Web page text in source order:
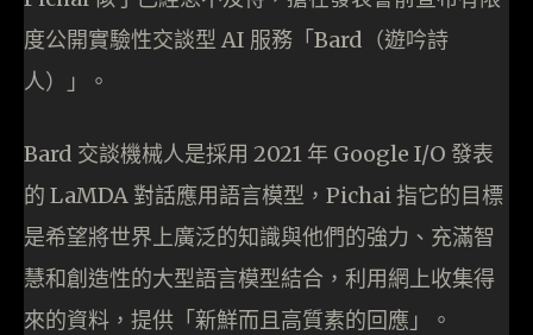
度公開實驗性交談型 AI 服務「Bard（遊吟詩
人）」。
Bard 交談機械人是採用 2021 年 Google I/O 發表
的 LaMDA 對話應用語言模型，Pichai 指它的目標
是希望將世界上廣泛的知識與他們的強力、充滿智
慧和創造性的大型語言模型結合，利用網上收集得
來的資料，提供「新鮮而且高質素的回應」。